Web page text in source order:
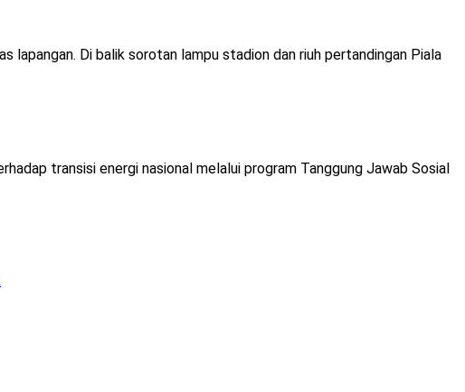
lapangan. Di balik sorotan lampu stadion dan riuh pertandingan Piala
transisi energi nasional melalui program Tanggung Jawab Sosial